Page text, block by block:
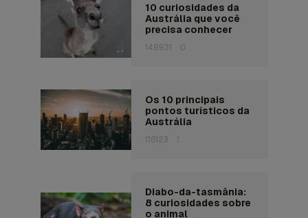
10 curiosidades da
Austrália que você
precisa conhecer
149931 0
Os 10 principais
pontos turísticos da
Austrália
116123 1
Diabo-da-tasmânia:
8 curiosidades sobre
o animal